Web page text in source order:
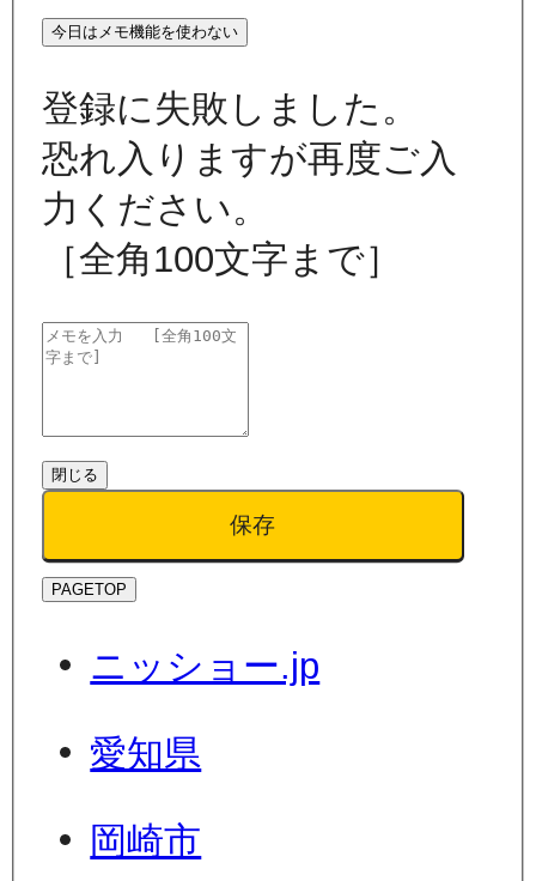
今日はメモ機能を使わない
登録に失敗しました。
恐れ入りますが再度ご入
力ください。
［全角100文字まで］
閉じる
保存
PAGETOP
ニッショー.jp
愛知県
岡崎市